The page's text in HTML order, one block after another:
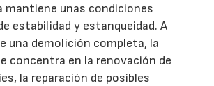
mantiene unas condiciones
estabilidad y estanqueidad. A
una demolición completa, la
concentra en la renovación de
la reparación de posibles